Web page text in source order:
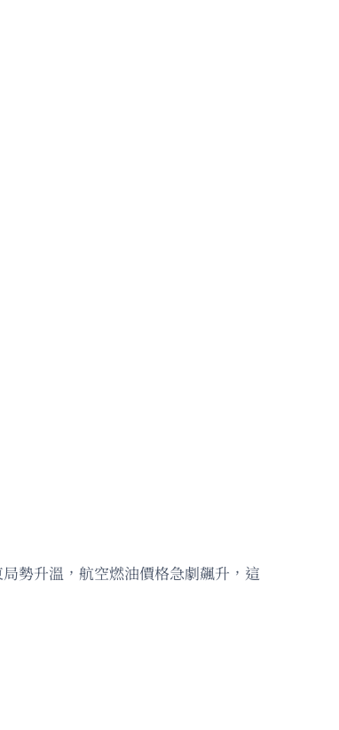
勢升溫，航空燃油價格急劇飆升，這